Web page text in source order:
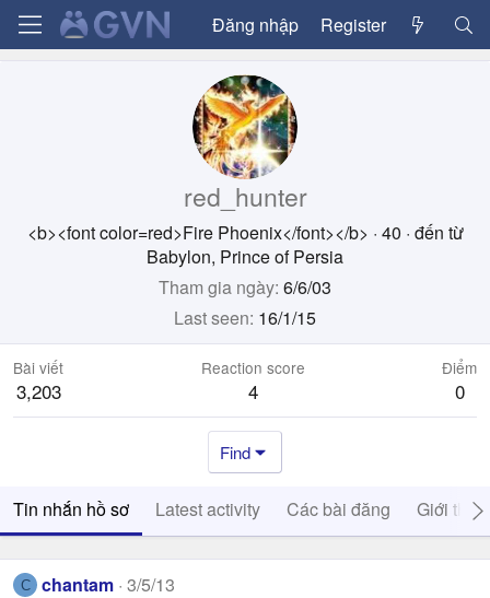
Đăng nhập Register
red_hunter
<b><font color=red>Fire Phoenix</font></b> · 40 · đến từ
Babylon, Prince of Persia
Tham gia ngày 6/6/03
Last seen 16/1/15
Bài viết
3,203
Reaction score
4
Điểm
0
Find
Tin nhắn hồ sơ Latest activity Các bài đăng Giới thiệu
C chantam 3/5/13